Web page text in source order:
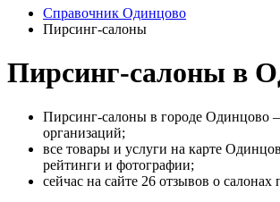
Справочник Одинцово
Пирсинг-салоны
Пирсинг-салоны в
Пирсинг-салоны в городе Одинцово
организаций;
все товары и услуги на карте
рейтинги и фотографии;
сейчас на сайте 26 отзывов о салонах